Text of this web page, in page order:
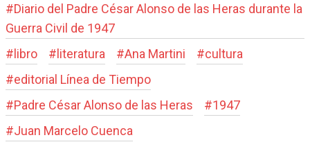
#Diario del Padre César Alonso de las Heras durante la
Guerra Civil de 1947
# libro # literatura #Ana Martini #cultura
#editorial Línea de Tiempo
#Padre César Alonso de las Heras #1947
#Juan Marcelo Cuenca